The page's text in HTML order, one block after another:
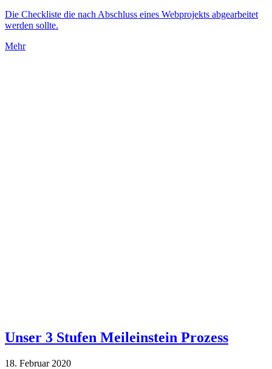
Die Checkliste die nach Abschluss eines Webprojekts abgearbeitet
werden sollte.
Mehr
Unser 3 Stufen Meileinstein Prozess
18. Februar 2020